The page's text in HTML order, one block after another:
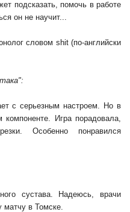
подсказать, помочь в работе
он не научит...
словом shit (по-английски
с серьезным настроем. Но в
компоненте. Игра порадовала,
Особенно понравился
сустава. Надеюсь, врачи
матчу в Томске.